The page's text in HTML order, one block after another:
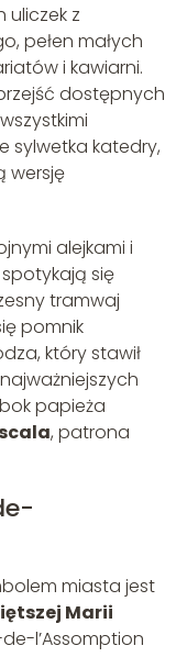
uliczek z
pełen małych
i kawiarni.
dostępnych
sylwetka katedry,
wersję
alejkami i
się
tramwaj
pomnik
który stawił
papieża
, patrona
miasta jest
Marii
l’Assomption